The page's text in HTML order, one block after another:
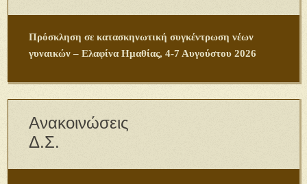
Πρόσκληση σε κατασκηνωτική συγκέντρωση νέων
γυναικών – Ελαφίνα Ημαθίας, 4-7 Αυγούστου 2026
Ανακοινώσεις
Δ.Σ.